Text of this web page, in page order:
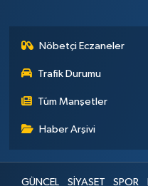
Nöbetçi Eczaneler
Trafik Durumu
Tüm Manşetler
Haber Arşivi
GÜNCEL SİYASET SPOR